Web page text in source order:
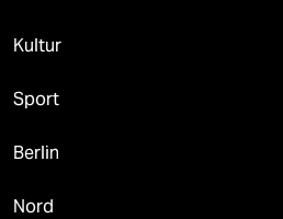
Kultur
Sport
Berlin
Nord